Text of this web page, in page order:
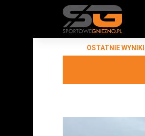
OSTATNIE WYNIKI